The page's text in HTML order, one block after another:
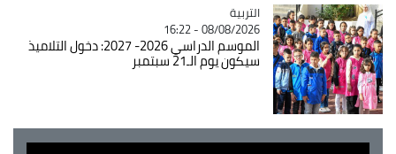
Catégorie
التربية
08/08/2026 - 16:22
الموسم الدراسي 2026- 2027: دخول التلاميذ
سيكون يوم الـ21 سبتمبر